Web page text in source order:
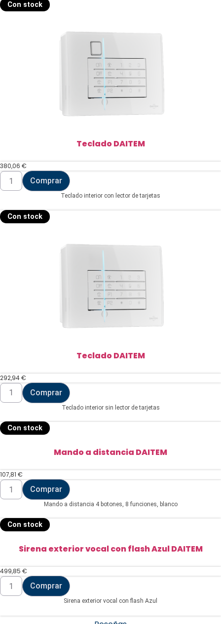
Con stock
Teclado DAITEM
380,06 €
Teclado
DAITEM
cantidad
Comprar
Teclado interior con lector de tarjetas
Con stock
Teclado DAITEM
292,94€
Teclado
DAITEM
cantidad
Comprar
Teclado interior sin lector de tarjetas
Con stock
Mando a distancia DAITEM
107,81 €
Mando
distancia
Comprar
Mando a distancia 4 botones, 8 funciones, blanco
Con stock
Sirena exterior vocal con flash Azul DAITEM
499,85 €
Sirena
exterior
vocal
Comprar
Sirena exterior vocal con flash Azul